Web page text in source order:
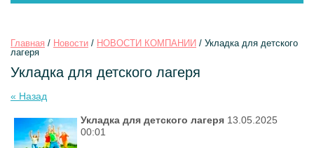
Главная / Новости / НОВОСТИ КОМПАНИИ / Укладка для детского
лагеря
Укладка для детского лагеря
« Назад
Укладка для детского лагеря 13.05.2025
00:01